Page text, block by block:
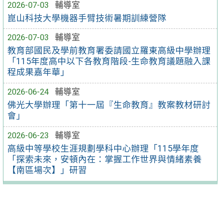
2026-07-03
輔導室
崑山科技大學機器手臂技術暑期訓練營隊
2026-07-03
輔導室
教育部國民及學前教育署委請國立羅東高級中學辦理
「115年度高中以下各教育階段-生命教育議題融入課
程成果嘉年華」
2026-06-24
輔導室
佛光大學辦理「第十一屆『生命教育』教案教材研討
會」
2026-06-23
輔導室
高級中等學校生涯規劃學科中心辦理「115學年度
「探索未來，安頓內在：掌握工作世界與情緒素養
【南區場次】」研習